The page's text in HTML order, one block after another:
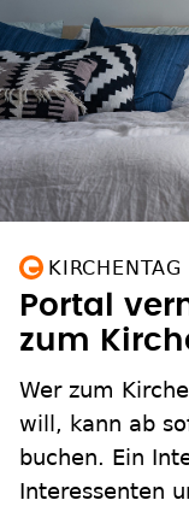
Portal
zum
Wer zum
will, kann ab
buchen. Ein
Interessenten